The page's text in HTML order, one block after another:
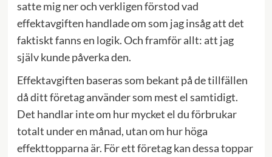
satte mig ner och verkligen förstod vad
effektavgiften handlade om som jag insåg att det
faktiskt fanns en logik. Och framför allt: att jag
själv kunde påverka den.
Effektavgiften baseras som bekant på de tillfällen
då ditt företag använder som mest el samtidigt.
Det handlar inte om hur mycket el du förbrukar
totalt under en månad, utan om hur höga
effekttopparna är. För ett företag kan dessa toppar